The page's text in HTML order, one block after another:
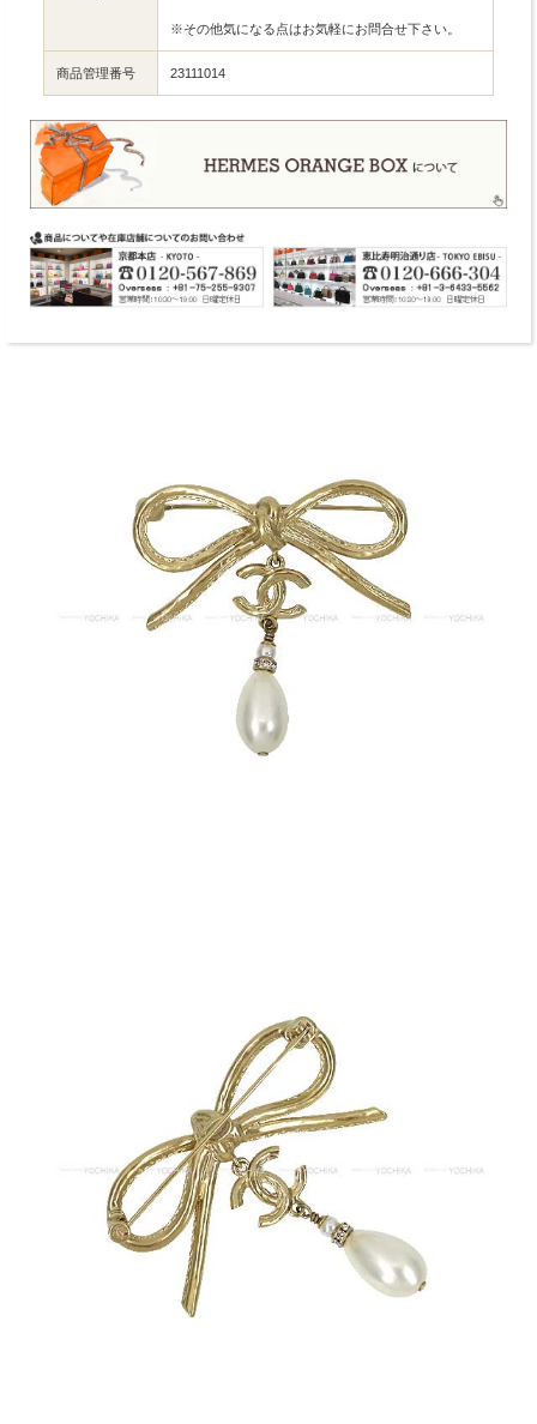
※その他気になる点はお気軽にお問合せ下さい。
商品管理番号 23111014